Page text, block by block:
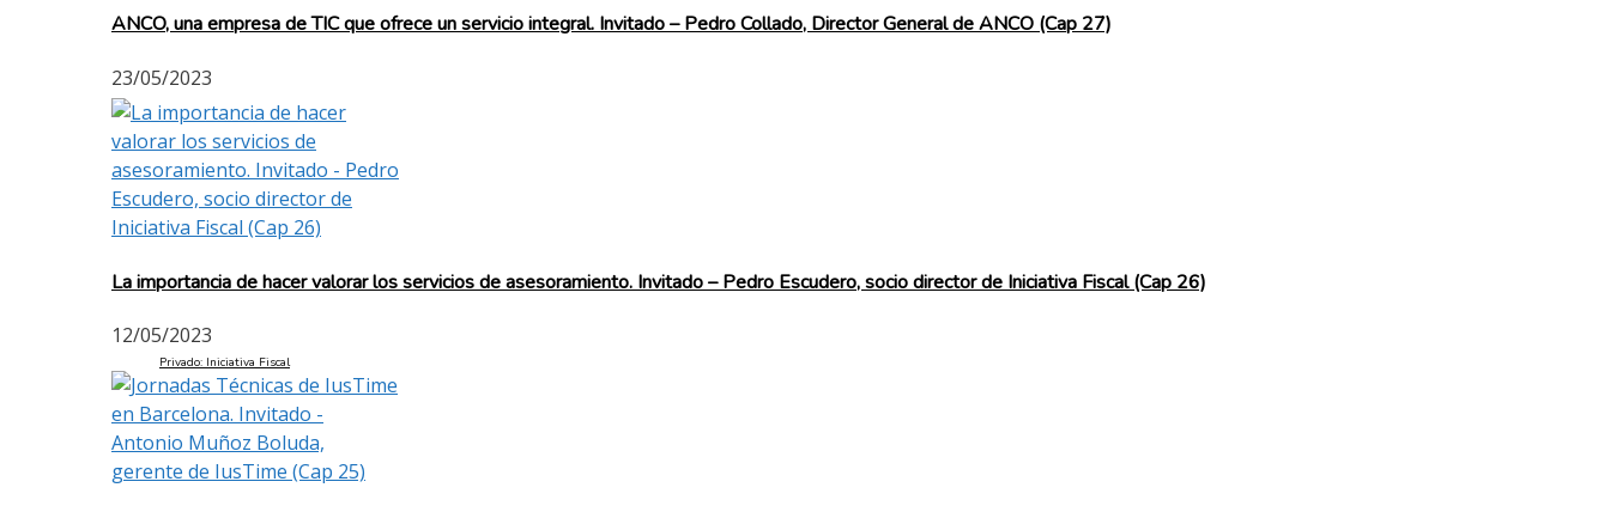
ANCO, una empresa de TIC que ofrece un servicio integral. Invitado – Pedro Collado, Director General de ANCO (Cap 27)
23/05/2023
La importancia de hacer valorar los servicios de asesoramiento. Invitado – Pedro Escudero, socio director de Iniciativa Fiscal (Cap 26)
12/05/2023
Privado: Iniciativa Fiscal